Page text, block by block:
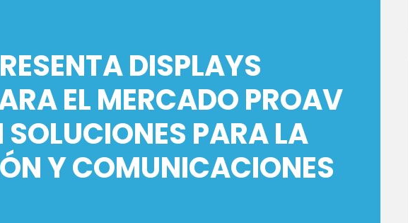
DISPLAYS
EL MERCADO PROAV
SOLUCIONES PARA LA
Y COMUNICACIONES